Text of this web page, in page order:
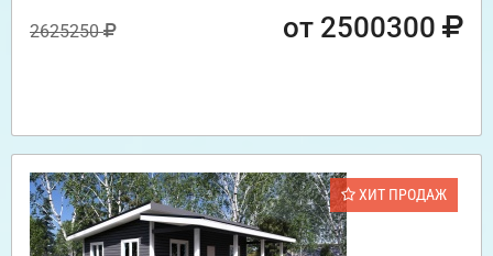
2625250 от 2500300
ХИТ ПРОДАЖ